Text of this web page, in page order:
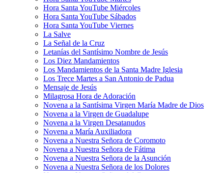
Hora Santa YouTube Miércoles
Hora Santa YouTube Sábados
Hora Santa YouTube Viernes
La Salve
La Señal de la Cruz
Letanías del Santísimo Nombre de Jesús
Los Diez Mandamientos
Los Mandamientos de la Santa Madre Iglesia
Los Trece Martes a San Antonio de Padua
Mensaje de Jesús
Milagrosa Hora de Adoración
Novena a la Santísima Virgen María Madre de Dios
Novena a la Virgen de Guadalupe
Novena a la Virgen Desatanudos
Novena a María Auxiliadora
Novena a Nuestra Señora de Coromoto
Novena a Nuestra Señora de Fátima
Novena a Nuestra Señora de la Asunción
Novena a Nuestra Señora de los Dolores